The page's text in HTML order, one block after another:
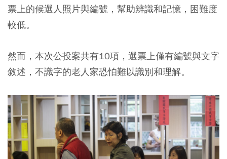
票上的候選人照片與編號，幫助辨識和記憶，困難度
較低。
然而，本次公投案共有10項，選票上僅有編號與文字
敘述，不識字的老人家恐怕難以識別和理解。